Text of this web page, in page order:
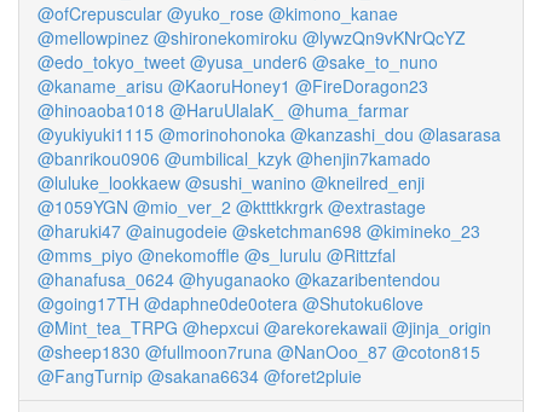
@ofCrepuscular @yuko_rose @kimono_kanae
@mellowpinez @shironekomiroku @lywzQn9vKNrQcYZ
@edo_tokyo_tweet @yusa_under6 @sake_to_nuno
@kaname_arisu @KaoruHoney1 @FireDoragon23
@hinoaoba1018 @HaruUlalaK_ @huma_farmar
@yukiyuki1115 @morinohonoka @kanzashi_dou @lasarasa
@banrikou0906 @umbilical_kzyk @henjin7kamado
@luluke_lookkaew @sushi_wanino @kneilred_enji
@1059YGN @mio_ver_2 @ktttkkrgrk @extrastage
@haruki47 @ainugodeie @sketchman698 @kimineko_23
@mms_piyo @nekomoffle @s_lurulu @Rittzfal
@hanafusa_0624 @hyuganaoko @kazaribentendou
@going17TH @daphne0de0otera @Shutoku6love
@Mint_tea_TRPG @hepxcui @arekorekawaii @jinja_origin
@sheep1830 @fullmoon7runa @NanOoo_87 @coton815
@FangTurnip @sakana6634 @foret2pluie